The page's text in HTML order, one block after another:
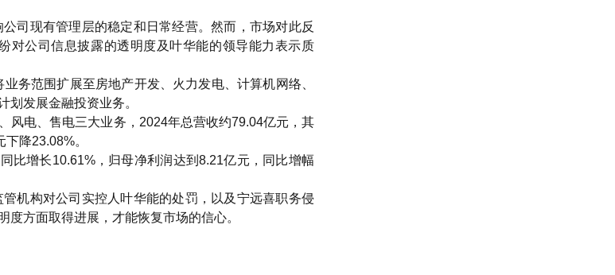
司现有管理层的稳定和日常经营。然而，市场对此反
对公司信息披露的透明度及叶华能的领导能力表示质
务范围扩展至房地产开发、火力发电、计算机网络、
划发展金融投资业务。
风电、售电三大业务，2024年总营收约79.04亿元，其
降23.08%。
比增长10.61%，归母净利润达到8.21亿元，同比增幅
机构对公司实控人叶华能的处罚，以及宁远喜职务侵
方面取得进展，才能恢复市场的信心。